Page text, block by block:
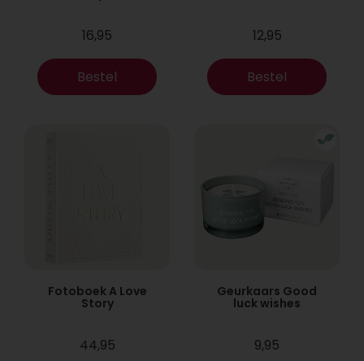
16,95
Bestel
12,95
Bestel
Fotoboek A Love
Story
44,95
Geurkaars Good
luck wishes
9,95